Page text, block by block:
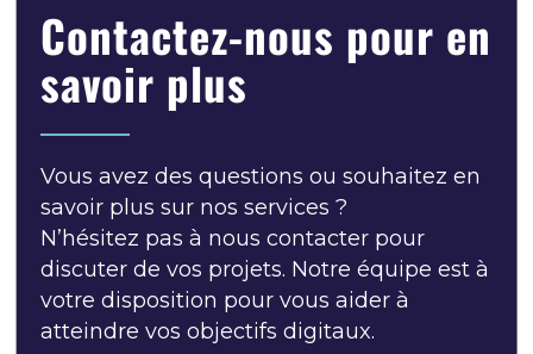
Contactez-nous pour en
savoir plus
Vous avez des questions ou souhaitez en
savoir plus sur nos services ?
N’hésitez pas à nous contacter pour
discuter de vos projets. Notre équipe est à
votre disposition pour vous aider à
atteindre vos objectifs digitaux.